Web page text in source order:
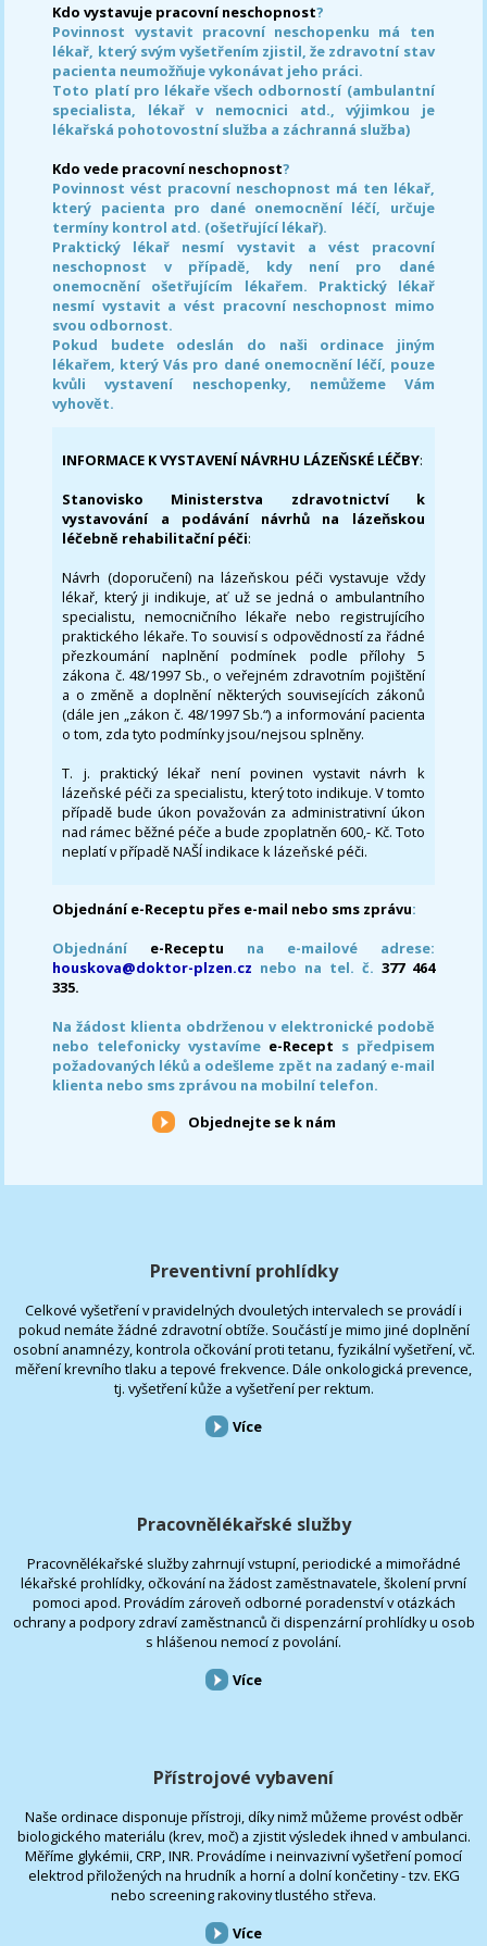
Kdo vystavuje pracovní neschopnost?
Povinnost vystavit pracovní neschopenku má ten
lékař, který svým vyšetřením zjistil, že zdravotní stav
pacienta neumožňuje vykonávat jeho práci.
Toto platí pro lékaře všech odborností (ambulantní
specialista, lékař v nemocnici atd., výjimkou je
lékařská pohotovostní služba a záchranná služba)
Kdo vede pracovní neschopnost?
Povinnost vést pracovní neschopnost má ten lékař,
který pacienta pro dané onemocnění léčí, určuje
termíny kontrol atd. (ošetřující lékař).
Praktický lékař nesmí vystavit a vést pracovní
neschopnost v případě, kdy není pro dané
onemocnění ošetřujícím lékařem. Praktický lékař
nesmí vystavit a vést pracovní neschopnost mimo
svou odbornost.
Pokud budete odeslán do naši ordinace jiným
lékařem, který Vás pro dané onemocnění léčí, pouze
kvůli vystavení neschopenky, nemůžeme Vám
vyhovět.
INFORMACE K VYSTAVENÍ NÁVRHU LÁZEŇSKÉ LÉČBY:
Stanovisko Ministerstva zdravotnictví k
vystavování a podávání návrhů na lázeňskou
léčebně rehabilitační péči:
Návrh (doporučení) na lázeňskou péči vystavuje vždy
lékař, který ji indikuje, ať už se jedná o ambulantního
specialistu, nemocničního lékaře nebo registrujícího
praktického lékaře. To souvisí s odpovědností za řádné
přezkoumání naplnění podmínek podle přílohy 5
zákona č. 48/1997 Sb., o veřejném zdravotním pojištění
a o změně a doplnění některých souvisejících zákonů
(dále jen „zákon č. 48/1997 Sb.“) a informování pacienta
o tom, zda tyto podmínky jsou/nejsou splněny.
T. j. praktický lékař není povinen vystavit návrh k
lázeňské péči za specialistu, který toto indikuje. V tomto
případě bude úkon považován za administrativní úkon
nad rámec běžné péče a bude zpoplatněn 600,- Kč. Toto
neplatí v případě NAŠÍ indikace k lázeňské péči.
Objednání e-Receptu přes e-mail nebo sms zprávu:
Objednání e-Receptu na e-mailové adrese:
houskova@doktor-plzen.cz nebo na tel. č. 377 464
335.
Na žádost klienta obdrženou v elektronické podobě
nebo telefonicky vystavíme e-Recept s předpisem
požadovaných léků a odešleme zpět na zadaný e-mail
klienta nebo sms zprávou na mobilní telefon.
Objednejte se k nám
Preventivní prohlídky
Celkové vyšetření v pravidelných dvouletých intervalech se provádí i
pokud nemáte žádné zdravotní obtíže. Součástí je mimo jiné doplnění
osobní anamnézy, kontrola očkování proti tetanu, fyzikální vyšetření, vč.
měření krevního tlaku a tepové frekvence. Dále onkologická prevence,
tj. vyšetření kůže a vyšetření per rektum.
Více
Pracovnělékařské služby
Pracovnělékařské služby zahrnují vstupní, periodické a mimořádné
lékařské prohlídky, očkování na žádost zaměstnavatele, školení první
pomoci apod. Provádím zároveň odborné poradenství v otázkách
ochrany a podpory zdraví zaměstnanců či dispenzární prohlídky u osob
s hlášenou nemocí z povolání.
Více
Přístrojové vybavení
Naše ordinace disponuje přístroji, díky nimž můžeme provést odběr
biologického materiálu (krev, moč) a zjistit výsledek ihned v ambulanci.
Měříme glykémii, CRP, INR. Provádíme i neinvazivní vyšetření pomocí
elektrod přiložených na hrudník a horní a dolní končetiny - tzv. EKG
nebo screening rakoviny tlustého střeva.
Více